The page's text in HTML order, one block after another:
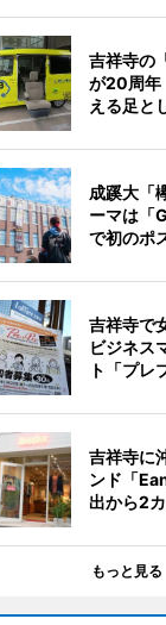
吉祥寺の
が20周
える足と
成蹊大「
ーマは
で初のポ
吉祥寺で
ビジネス
ト「プレ
吉祥寺に
ンド「
出から2
もっと見る